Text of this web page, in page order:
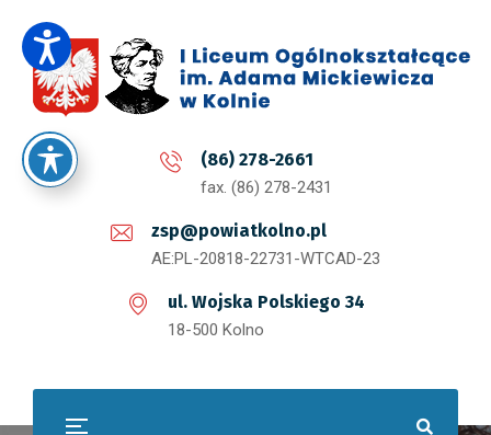
(86) 278-2661
fax. (86) 278-2431
zsp@powiatkolno.pl
AE:PL-20818-22731-WTCAD-23
ul. Wojska Polskiego 34
18-500 Kolno